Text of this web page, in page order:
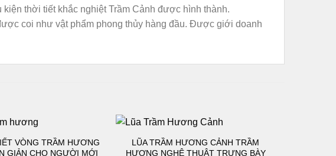
thời tiết khắc nghiệt Trầm Cảnh được hình thành.
coi như vật phẩm phong thủy hàng đầu. Được giới doanh
VÒNG TRẦM HƯƠNG
GIẢN CHO NGƯỜI MỚI
LŨA TRẦM HƯƠNG CẢNH TRẦM
HƯƠNG NGHỆ THUẬT TRƯNG BÀY